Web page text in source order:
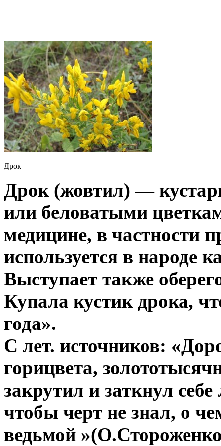
Дрок
Дрок (жовтил) —
или беловатыми
медицине, в частности
используется в народе
Выступает также
Купала кустик дрока,
года».
С лет. источников:
горицвета,
закрутил и заткнул
чтобы черт не знал, о
ведьмой